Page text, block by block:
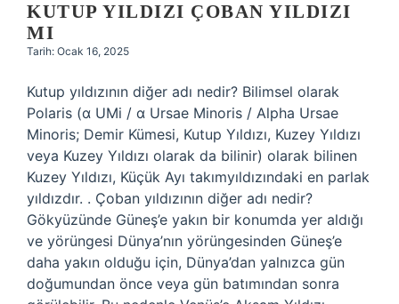
KUTUP YILDIZI ÇOBAN YILDIZI
MI
Tarih: Ocak 16, 2025
Kutup yıldızının diğer adı nedir? Bilimsel olarak
Polaris (α UMi / α Ursae Minoris / Alpha Ursae
Minoris; Demir Kümesi, Kutup Yıldızı, Kuzey Yıldızı
veya Kuzey Yıldızı olarak da bilinir) olarak bilinen
Kuzey Yıldızı, Küçük Ayı takımyıldızındaki en parlak
yıldızdır. . Çoban yıldızının diğer adı nedir?
Gökyüzünde Güneş’e yakın bir konumda yer aldığı
ve yörüngesi Dünya’nın yörüngesinden Güneş’e
daha yakın olduğu için, Dünya’dan yalnızca gün
doğumundan önce veya gün batımından sonra